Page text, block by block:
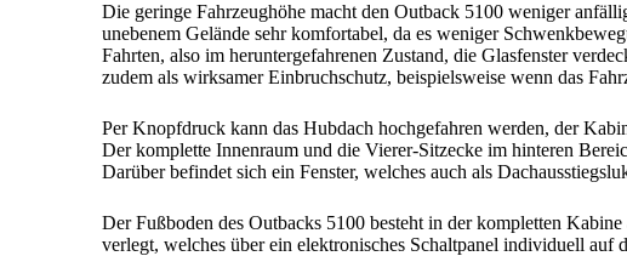
Die geringe Fahrzeughöhe macht den Outback 5100 weniger
unebenem Gelände sehr komfortabel, da es weniger
Fahrten, also im heruntergefahrenen Zustand, die Glasfenster
zudem als wirksamer Einbruchschutz, beispielsweise wenn das
Per Knopfdruck kann das Hubdach hochgefahren werden, der
Der komplette Innenraum und die Vierer-Sitzecke im hinteren
Darüber befindet sich ein Fenster, welches auch als
Der Fußboden des Outbacks 5100 besteht in der kompletten
verlegt, welches über ein elektronisches Schaltpanel individuell auf